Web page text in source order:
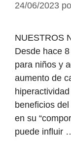
24/06/2023
NUESTROS
Desde hace
para niños y
aumento de
beneficios
en su
puede influir